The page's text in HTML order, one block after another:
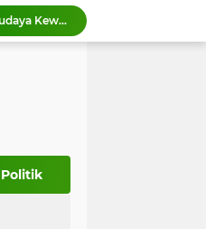
Wawako Elzadaswarman ajak siswa MTsN 1 Kota Payakumbuh perkuat iman dan takwa
Wako Zulmaeta menerima kunjungan kerja Kapolres Payakumbuh AKBP Irwan Andeta
Wakil Ketua DPRD Sumbar Dampingi anggota DPR RI Tinjau Pembangunan IPA Taban III Perumda AM Padang
Politik